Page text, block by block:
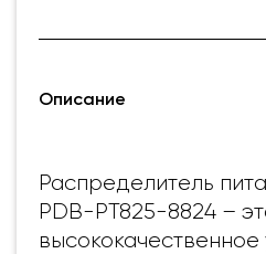
Описание
Распределитель
PDB-PT825-8824 –
высококачественное